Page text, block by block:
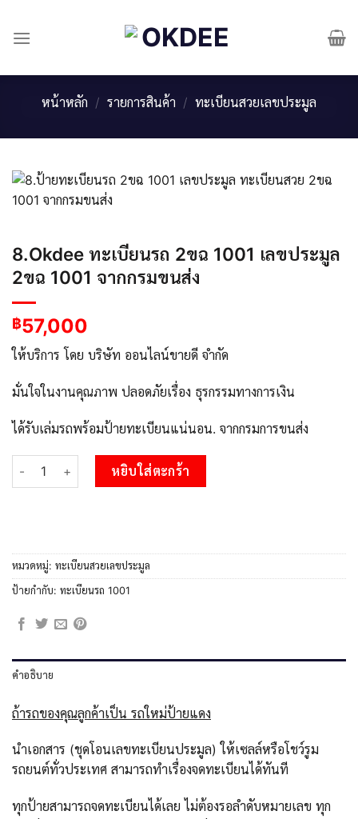
content
หน้าหลัก / รายการสินค้า / ทะเบียนสวยเลขประมูล
8.Okdee ทะเบียนรถ 2ขฉ 1001 เลขประมูล
2ขฉ 1001 จากกรมขนส่ง
฿57,000
ให้บริการ โดย บริษัท ออนไลน์ขายดี จำกัด
มั่นใจในงานคุณภาพ ปลอดภัยเรื่อง ธุรกรรมทางการเงิน
ได้รับเล่มรถพร้อมป้ายทะเบียนแน่นอน. จากกรมการขนส่ง
จำนวน 8.Okdee ทะเบียนรถ 2ขฉ 1001 เลขประมูล 2ขฉ 1001 จากก
หยิบใส่ตะกร้า
หมวดหมู่: ทะเบียนสวยเลขประมูล
ป้ายกำกับ: ทะเบียนรถ 1001
คำอธิบาย
ถ้ารถของคุณลูกค้าเป็น รถใหม่ป้ายแดง
นำเอกสาร (ชุดโอนเลขทะเบียนประมูล) ให้เซลล์หรือโชว์รูม
รถยนต์ทั่วประเทศ สามารถทำเรื่องจดทะเบียนได้ทันที
ทุกป้ายสามารถจดทะเบียนได้เลย ไม่ต้องรอลำดับหมายเลข ทุก